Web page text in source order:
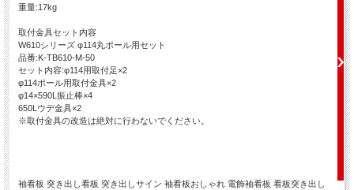
重量:17kg
取付金具セット内容
W610シリーズ φ114丸ポール用セット
品番:K-TB610-M-50
セット内容:φ114用取付足×2
φ114ポール用取付金具×2
φ14×590L振止棒×4
650Lウデ金具×2
※取付金具の改造は絶対に行わないでください。
袖看板 突き出し看板 突き出しサイン 袖看板おしゃれ 電飾袖看板 看板突き出し